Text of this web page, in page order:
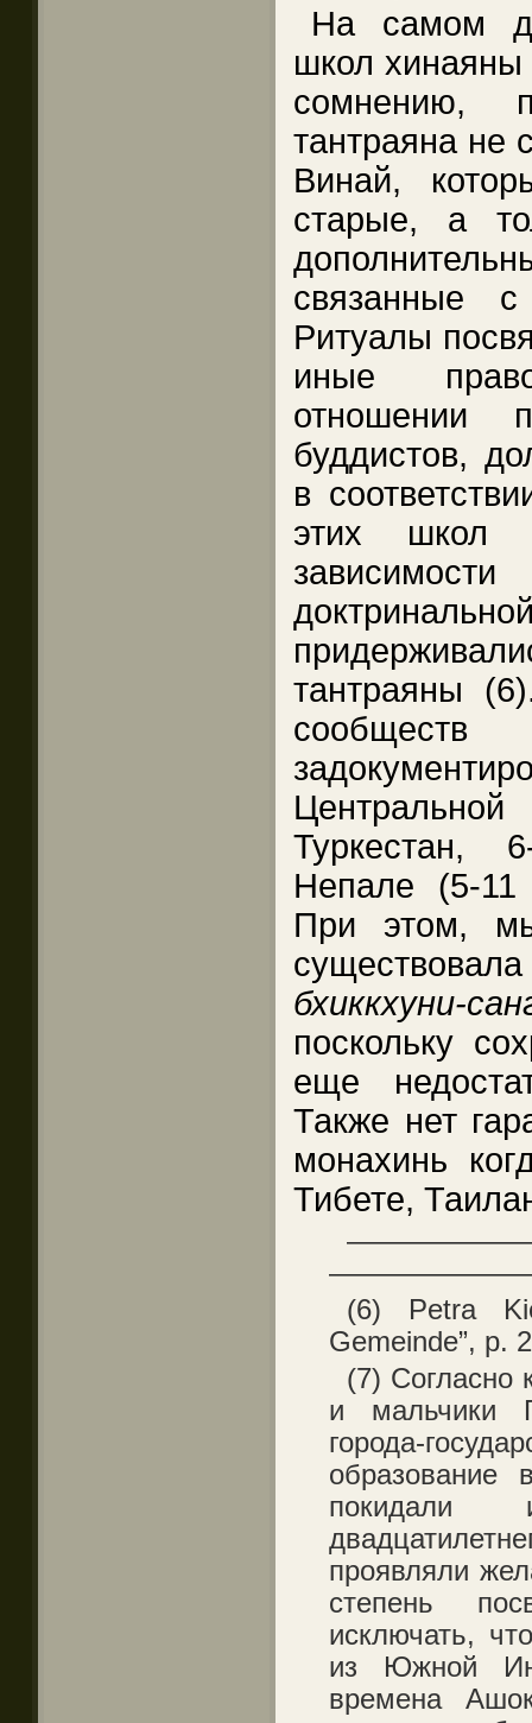
На самом
школ хинаяны
сомнению,
тантраяна не
Винай,
старые, а
связанные
Ритуалы
иные
отношении
буддистов,
в
этих школ
тантраяны
Туркестан,
Непале (5-
При этом,
бхиккхуни-
поскольку
еще
Также нет
монахинь
Тибете,
(6) Petra
Gemeinde”, p.
(7) Согласно
и мальчики
города-
образование
покидали
проявляли
степень
исключать,
из Южной
времена